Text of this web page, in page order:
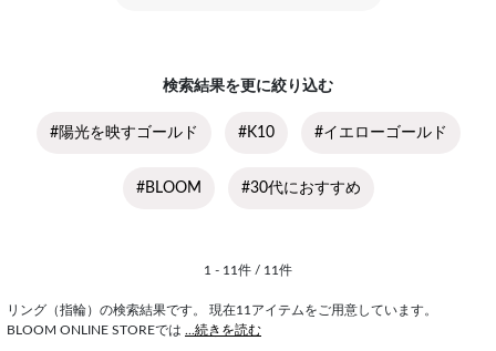
検索結果を更に絞り込む
#陽光を映すゴールド #K10 #イエローゴールド
#BLOOM #30代におすすめ
1 - 11件 / 11件
リング（指輪）の検索結果です。 現在11アイテムをご用意しています。
BLOOM ONLINE STOREでは ...続きを読む